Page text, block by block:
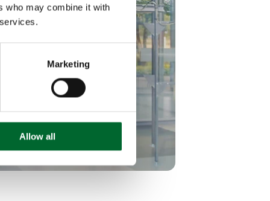
who may combine it with
Marketing
Allow all